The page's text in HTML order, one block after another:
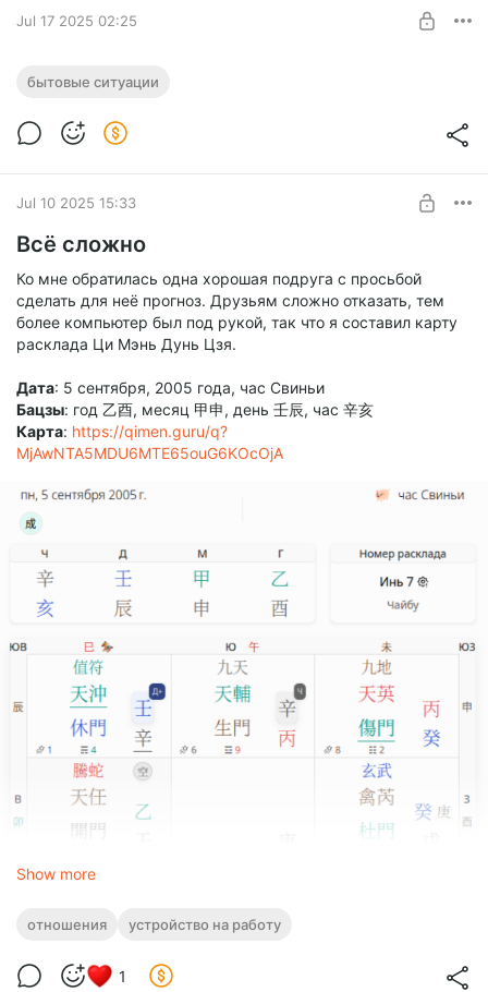
Jul 17 2025 02:25
Кот в мешке
очень расстроена, и настояла, чтобы я сделал прогноз и
определил, что у неё произошло
бытовые ситуации
Jul 10 2025 15:33
Всё сложно
Ко мне обратилась одна хорошая подруга с просьбой
сделать для неё прогноз. Друзьям сложно отказать, тем
более компьютер был под рукой, так что я составил карту
расклада Ци Мэнь Дунь Цзя.
Дата: 5 сентября, 2005 года, час Свиньи
Бацзы: год 乙酉, месяц 甲申, день 壬辰, час 辛亥
Карта: https://qimen.guru/q?
MjAwNTA5MDU6MTE65ouG6KOcOjA
Show more
отношения устройство на работу
1